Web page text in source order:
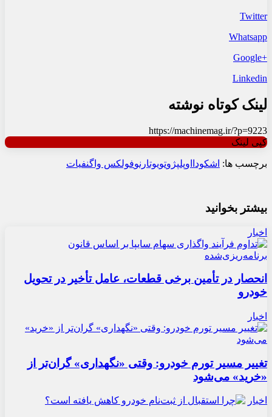
Twitter
Whatsapp
+Google
Linkedin
لینک کوتاه نوشته
https://machinemag.ir/?p=9223
کپی لینک
برچسب ها: اشکودا اوپلپژوتویوتارنوفولکس واگنفیات
بیشتر بخوانید
اخبار
انحصار در تأمین برخی قطعات، عامل تأخیر در تحویل
خودرو
اخبار
تغییر مسیر تورم خودرو: وقتی «نگهداری» گران‌تر از
«خرید» می‌شود
اخبار